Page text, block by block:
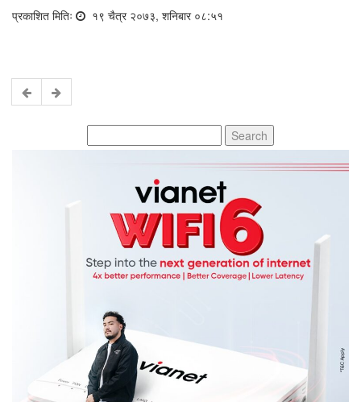
प्रकाशित मितिः १९ चैत्र २०७३, शनिबार ०८:५१
for: